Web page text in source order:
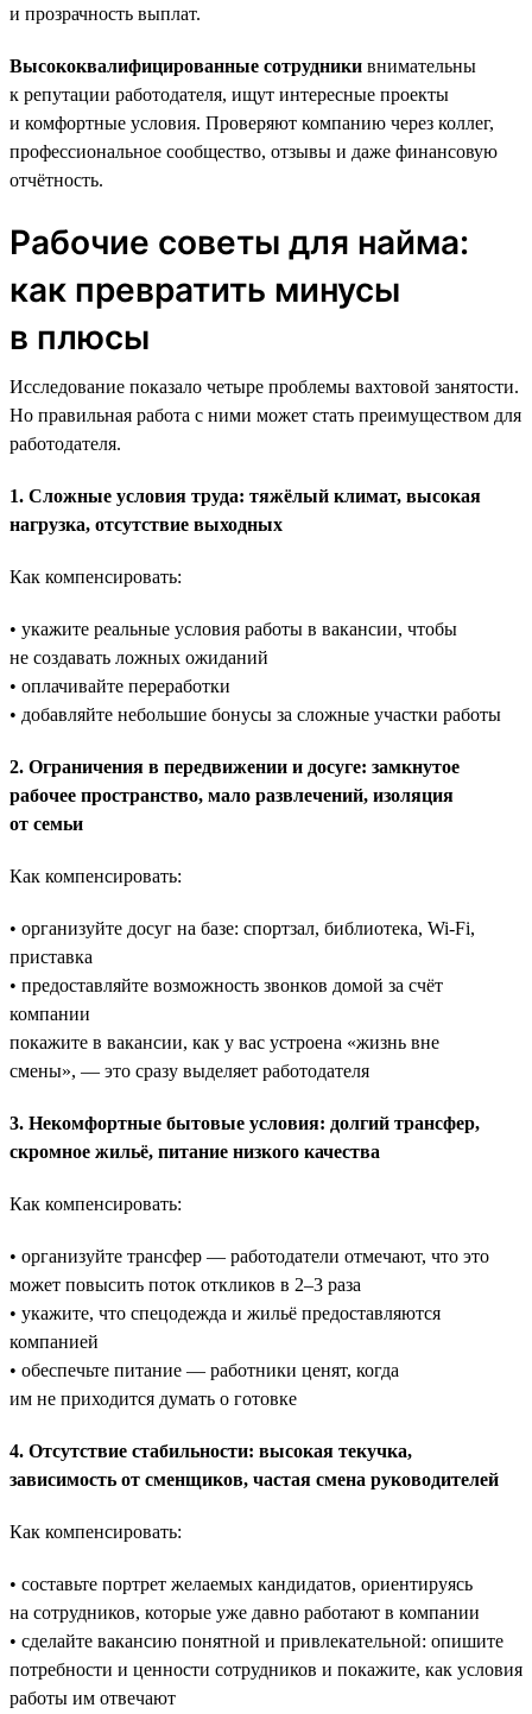
и прозрачность выплат.
Высококвалифицированные сотрудники внимательны
к репутации работодателя, ищут интересные проекты
и комфортные условия. Проверяют компанию через коллег,
профессиональное сообщество, отзывы и даже финансовую
отчётность.
Рабочие советы для найма:
как превратить минусы
в плюсы
Исследование показало четыре проблемы вахтовой занятости.
Но правильная работа с ними может стать преимуществом для
работодателя.
1. Сложные условия труда: тяжёлый климат, высокая
нагрузка, отсутствие выходных
Как компенсировать:
• укажите реальные условия работы в вакансии, чтобы
не создавать ложных ожиданий
• оплачивайте переработки
• добавляйте небольшие бонусы за сложные участки работы
2. Ограничения в передвижении и досуге: замкнутое
рабочее пространство, мало развлечений, изоляция
от семьи
Как компенсировать:
• организуйте досуг на базе: спортзал, библиотека, Wi-Fi,
приставка
• предоставляйте возможность звонков домой за счёт
компании
покажите в вакансии, как у вас устроена «жизнь вне
смены», — это сразу выделяет работодателя
3. Некомфортные бытовые условия: долгий трансфер,
скромное жильё, питание низкого качества
Как компенсировать:
• организуйте трансфер — работодатели отмечают, что это
может повысить поток откликов в 2–3 раза
• укажите, что спецодежда и жильё предоставляются
компанией
• обеспечьте питание — работники ценят, когда
им не приходится думать о готовке
4. Отсутствие стабильности: высокая текучка,
зависимость от сменщиков, частая смена руководителей
Как компенсировать:
• составьте портрет желаемых кандидатов, ориентируясь
на сотрудников, которые уже давно работают в компании
• сделайте вакансию понятной и привлекательной: опишите
потребности и ценности сотрудников и покажите, как условия
работы им отвечают